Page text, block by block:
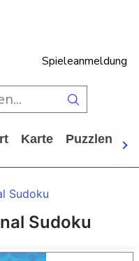
Spieleanmeldung
Karte Puzzlen
Sudoku
Sudoku